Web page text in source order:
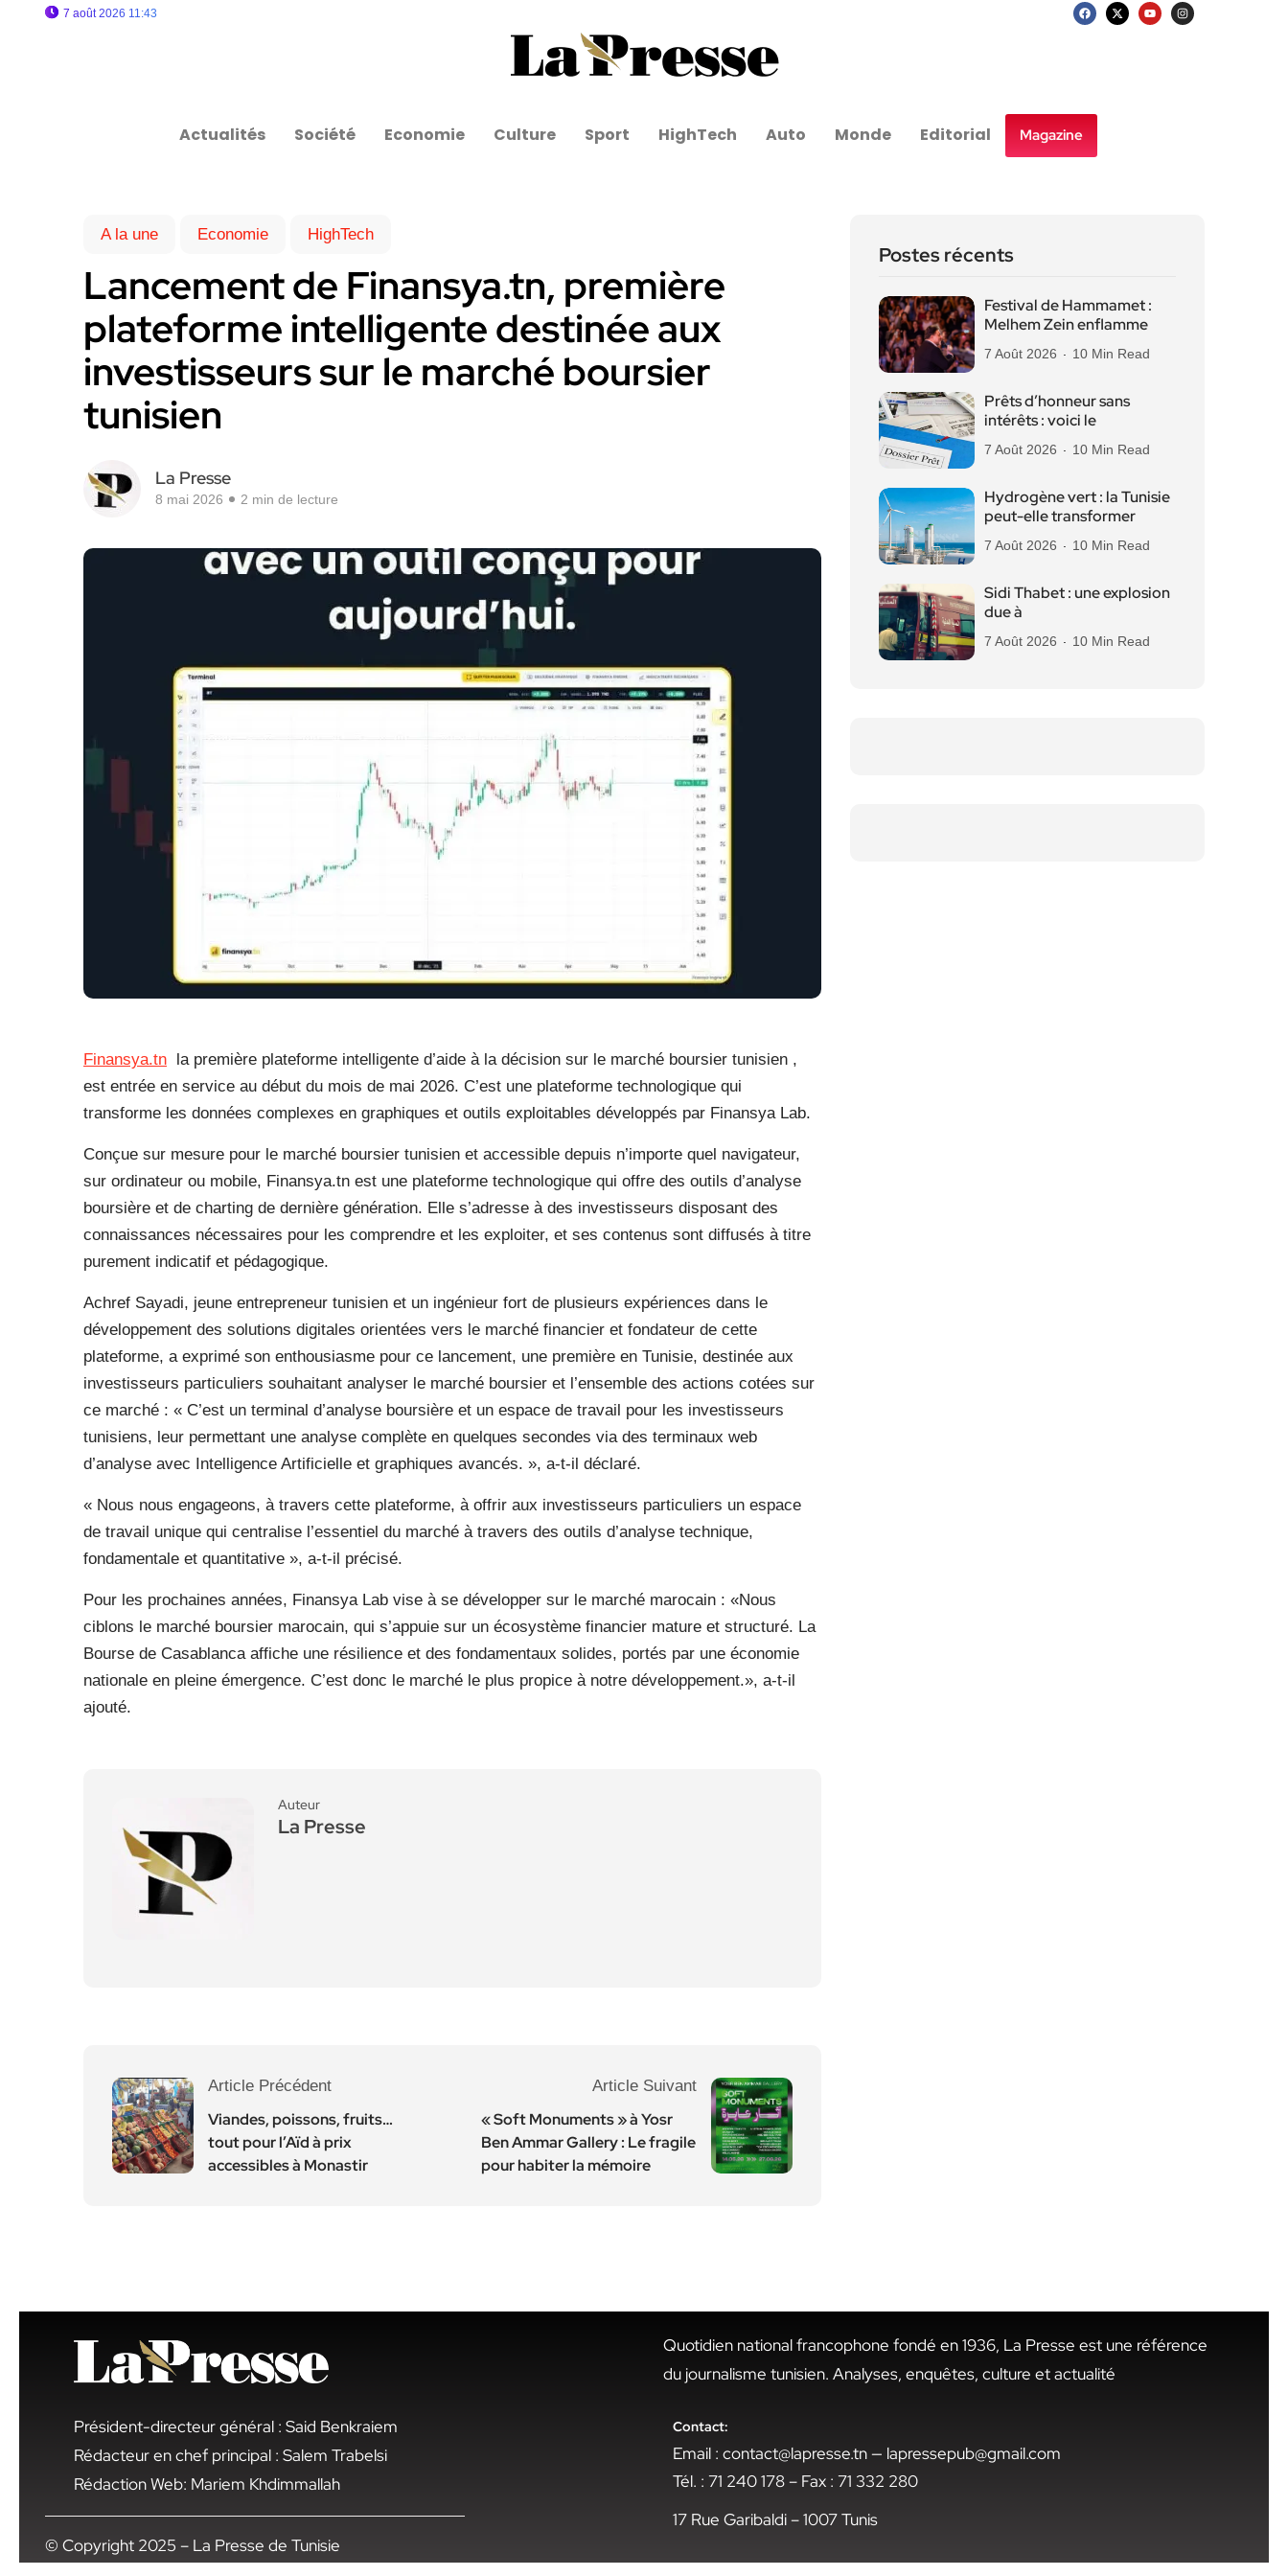
7 août 2026 11:43
Actualités Société Economie Culture Sport HighTech Auto Monde Editorial Magazine
A la une Economie HighTech
Lancement de Finansya.tn, première
plateforme intelligente destinée aux
investisseurs sur le marché boursier
tunisien
La Presse
8 mai 2026 2 min de lecture
Finansya.tn la première plateforme intelligente d’aide à la décision sur le marché boursier tunisien ,
est entrée en service au début du mois de mai 2026. C’est une plateforme technologique qui
transforme les données complexes en graphiques et outils exploitables développés par Finansya Lab.
Conçue sur mesure pour le marché boursier tunisien et accessible depuis n’importe quel navigateur,
sur ordinateur ou mobile, Finansya.tn est une plateforme technologique qui offre des outils d’analyse
boursière et de charting de dernière génération. Elle s’adresse à des investisseurs disposant des
connaissances nécessaires pour les comprendre et les exploiter, et ses contenus sont diffusés à titre
purement indicatif et pédagogique.
Achref Sayadi, jeune entrepreneur tunisien et un ingénieur fort de plusieurs expériences dans le
développement des solutions digitales orientées vers le marché financier et fondateur de cette
plateforme, a exprimé son enthousiasme pour ce lancement, une première en Tunisie, destinée aux
investisseurs particuliers souhaitant analyser le marché boursier et l’ensemble des actions cotées sur
ce marché : « C’est un terminal d’analyse boursière et un espace de travail pour les investisseurs
tunisiens, leur permettant une analyse complète en quelques secondes via des terminaux web
d’analyse avec Intelligence Artificielle et graphiques avancés. », a-t-il déclaré.
« Nous nous engageons, à travers cette plateforme, à offrir aux investisseurs particuliers un espace
de travail unique qui centralise l’essentiel du marché à travers des outils d’analyse technique,
fondamentale et quantitative », a-t-il précisé.
Pour les prochaines années, Finansya Lab vise à se développer sur le marché marocain : «Nous
ciblons le marché boursier marocain, qui s’appuie sur un écosystème financier mature et structuré. La
Bourse de Casablanca affiche une résilience et des fondamentaux solides, portés par une économie
nationale en pleine émergence. C’est donc le marché le plus propice à notre développement.», a-t-il
ajouté.
Auteur
La Presse
Article Précédent
Viandes, poissons, fruits…
tout pour l’Aïd à prix
accessibles à Monastir
Article Suivant
« Soft Monuments » à Yosr
Ben Ammar Gallery : Le fragile
pour habiter la mémoire
Postes récents
Festival de Hammamet :
Melhem Zein enflamme
7 Août 2026 10 Min Read
Prêts d’honneur sans
intérêts : voici le
7 Août 2026 10 Min Read
Hydrogène vert : la Tunisie
peut-elle transformer
7 Août 2026 10 Min Read
Sidi Thabet : une explosion
due à
7 Août 2026 10 Min Read
Président-directeur général : Said Benkraiem
Rédacteur en chef principal : Salem Trabelsi
Rédaction Web: Mariem Khdimmallah
© Copyright 2025 – La Presse de Tunisie
Quotidien national francophone fondé en 1936, La Presse est une référence
du journalisme tunisien. Analyses, enquêtes, culture et actualité
Contact:
Email : contact@lapresse.tn — lapressepub@gmail.com
Tél. : 71 240 178 – Fax : 71 332 280
17 Rue Garibaldi – 1007 Tunis